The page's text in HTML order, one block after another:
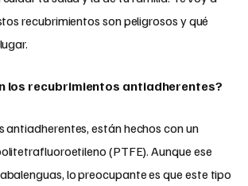
recubrimientos son peligrosos y qué
los recubrimientos antiadherentes?
antiadherentes, están hechos con un
(PTFE). Aunque ese
lo preocupante es que este tipo